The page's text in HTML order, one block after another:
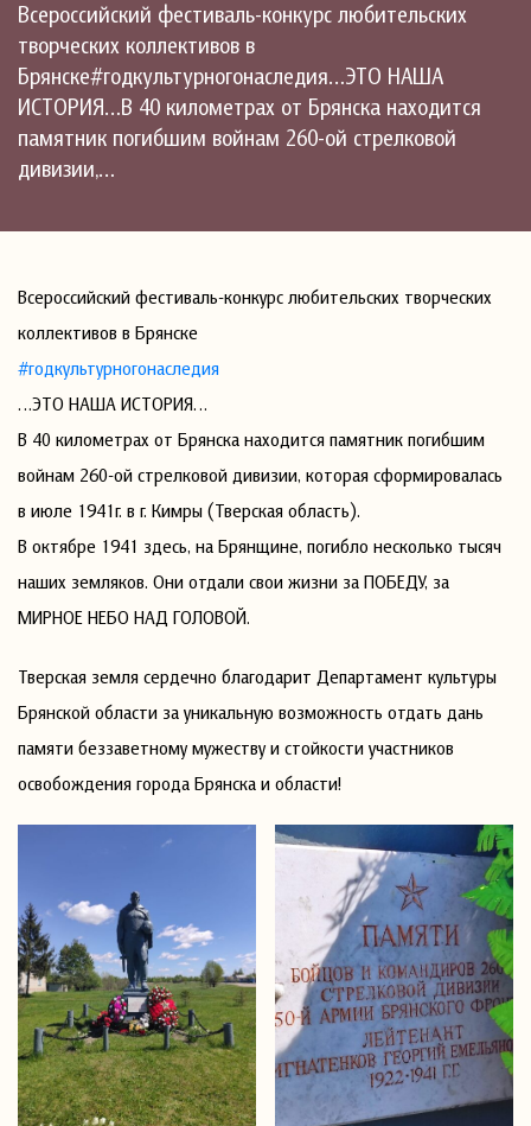
Всероссийский фестиваль-конкурс любительских
творческих коллективов в
Брянске#годкультурногонаследия…ЭТО НАША
ИСТОРИЯ…В 40 километрах от Брянска находится
памятник погибшим войнам 260-ой стрелковой
дивизии,…
Всероссийский фестиваль-конкурс любительских творческих
коллективов в Брянске
#годкультурногонаследия
…ЭТО НАША ИСТОРИЯ…
В 40 километрах от Брянска находится памятник погибшим
войнам 260-ой стрелковой дивизии, которая сформировалась
в июле 1941г. в г. Кимры (Тверская область).
В октябре 1941 здесь, на Брянщине, погибло несколько тысяч
наших земляков. Они отдали свои жизни за ПОБЕДУ, за
МИРНОЕ НЕБО НАД ГОЛОВОЙ.
Тверская земля сердечно благодарит Департамент культуры
Брянской области за уникальную возможность отдать дань
памяти беззаветному мужеству и стойкости участников
освобождения города Брянска и области!